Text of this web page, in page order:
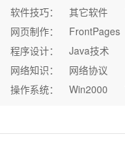
软件技巧：
其它软件
网页制作：
FrontPages
程序设计：
Java技术
网络知识：
网络协议
操作系统：
Win2000